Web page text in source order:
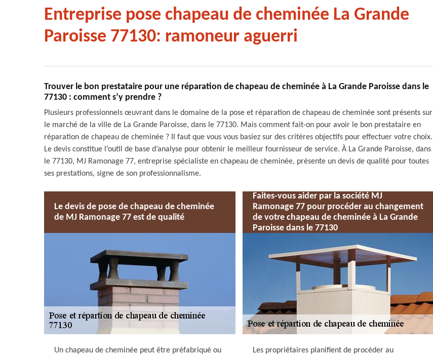
Entreprise pose chapeau de cheminée La Grande
Paroisse 77130: ramoneur aguerri
Trouver le bon prestataire pour une réparation de chapeau de cheminée à La Grande Paroisse dans le
77130 : comment s’y prendre ?
Plusieurs professionnels œuvrant dans le domaine de la pose et réparation de chapeau de cheminée sont présents sur
le marché de la ville de La Grande Paroisse, dans le 77130. Mais comment fait-on pour avoir le bon prestataire en
réparation de chapeau de cheminée ? Il faut que vous vous basiez sur des critères objectifs pour effectuer votre choix.
Le devis constitue l’outil de base d’analyse pour obtenir le meilleur fournisseur de service. À La Grande Paroisse, dans
le 77130, MJ Ramonage 77, entreprise spécialiste en chapeau de cheminée, présente un devis de qualité pour toutes
ses prestations, signe de son professionnalisme.
Le devis de pose de chapeau de cheminée
de MJ Ramonage 77 est de qualité
Un chapeau de cheminée peut être préfabriqué ou
Faites-vous aider par la société MJ
Ramonage 77 pour procéder au changement
de votre chapeau de cheminée à La Grande
Paroisse dans le 77130
Les propriétaires planifient de procéder au